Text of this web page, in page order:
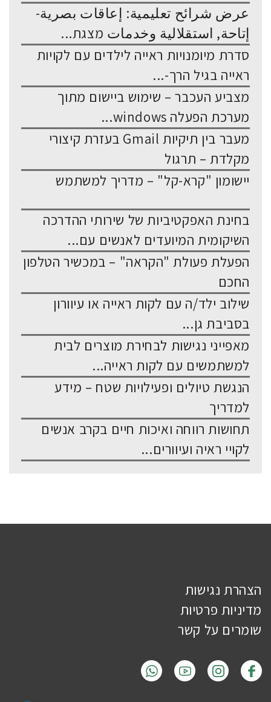
عرض شرائح تعليمية: إعاقات بصرية-
إتاحة, استقلالية وخدمات מצגת...
סדרת מיומנויות ראייה לילדים עם לקויות
ראייה בגיל הרך-...
מצביע העכבר – שימוש ביישום מתוך
מערכת הפעלה windows...
מעבר בין תיקיות Gmail בעזרת קיצורי
מקלדת – תרגול
יישומון "קרא-קל" – מדריך למשתמש
בחינת האפקטיביות של שירותי ההדרכה
השיקומית המיועדים לאנשים עם...
הפעלת פעולת "הקראה" – במכשיר הטלפון
החכם
שילוב ילד/ה עם לקות ראייה או עיוורון
בסביבת גן...
מאפייני נגישות לבחירת מוצרים לבית
למשתמשים עם לקות ראייה...
הנגשת טיולים ופעילויות שטח – מידע
למדריך
תחושות רווחה ואיכות חיים בקרב אנשים
לקויי ראיה ועיוורים...
הצהרת נגישות
מדיניות פרטיות
שומרים על קשר